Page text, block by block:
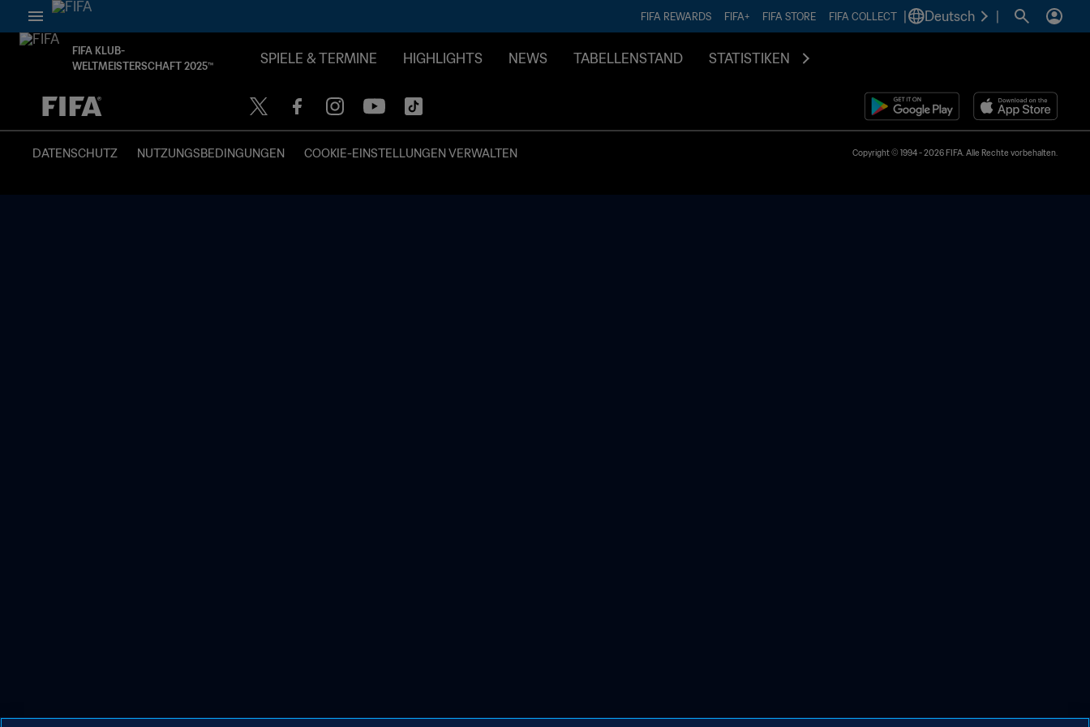
FIFA REWARDS FIFA+ FIFA STORE FIFA COLLECT Deutsch
FIFA KLUB-
WELTMEISTERSCHAFT 2025™
SPIELE & TERMINE HIGHLIGHTS NEWS TABELLENSTAND STATISTIKEN
OFFEN – OFFEN
DATENSCHUTZ NUTZUNGSBEDINGUNGEN COOKIE-EINSTELLUNGEN VERWALTEN Copyright © 1994 - 2026 FIFA. Alle Rechte vorbehalten.